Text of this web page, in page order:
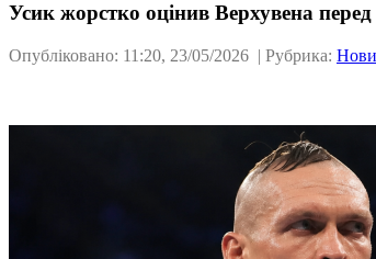
Усик жорстко оцінив Верхувена
Опубліковано: 11:20, 23/05/2026 | Рубрика: